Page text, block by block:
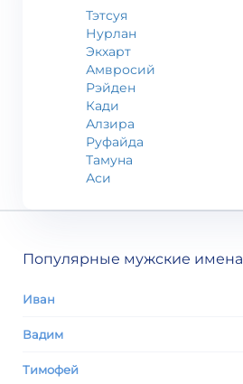
Тэтсуя
Нурлан
Экхарт
Амвросий
Рэйден
Кади
Алзира
Руфайда
Тамуна
Аси
Популярные мужские имена
Иван
Вадим
Тимофей